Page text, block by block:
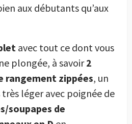
aux débutants qu’aux
avec tout ce dont vous
plongée, à savoir2
rangement zippées, un
très léger avec poignée de
soupapes de